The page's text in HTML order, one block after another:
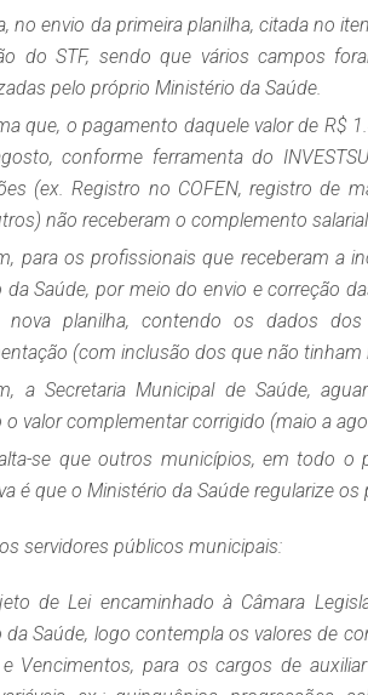
no envio da primeira planilha, citada no
do STF, sendo que vários campos
pelo próprio Ministério da Saúde.
que, o pagamento daquele valor de R$
conforme ferramenta do
(ex. Registro no COFEN, registro de
não receberam o complemento
para os profissionais que receberam a
da Saúde, por meio do envio e correção
nova planilha, contendo os dados
(com inclusão dos que não
a Secretaria Municipal de Saúde,
valor complementar corrigido (maio a
se que outros municípios, em todo o
é que o Ministério da Saúde regularize
servidores públicos municipais:
de Lei encaminhado à Câmara
da Saúde, logo contempla os valores de
e Vencimentos, para os cargos de